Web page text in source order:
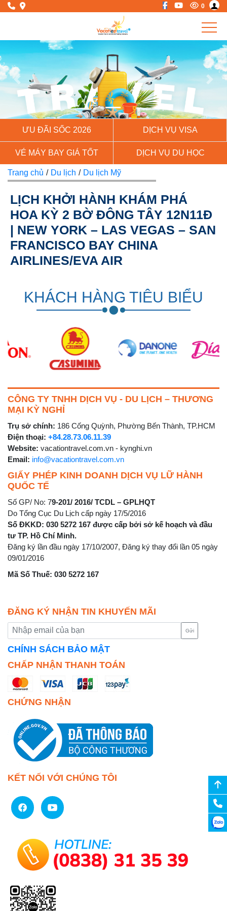
0
Previous Next
ƯU ĐÃI SỐC 2026 DỊCH VỤ VISA
VÉ MÁY BAY GIÁ TỐT DỊCH VỤ DU HỌC
Trang chủ / Du lịch / Du lịch Mỹ
LỊCH KHỞI HÀNH KHÁM PHÁ
HOA KỲ 2 BỜ ĐÔNG TÂY 12N11Đ
| NEW YORK – LAS VEGAS – SAN
FRANCISCO BAY CHINA
AIRLINES/EVA AIR
KHÁCH HÀNG TIÊU BIỂU
CÔNG TY TNHH DỊCH VỤ - DU LỊCH – THƯƠNG
MẠI KỲ NGHỈ
Trụ sở chính: 186 Cống Quỳnh, Phường Bến Thành, TP.HCM
Điện thoại: +84.28.73.06.11.39
Website: vacationtravel.com.vn - kynghi.vn
Email: info@vacationtravel.com.vn
GIẤY PHÉP KINH DOANH DỊCH VỤ LỮ HÀNH
QUỐC TẾ
Số GP/ No: 79-201/ 2016/ TCDL – GPLHQT
Do Tổng Cục Du Lịch cấp ngày 17/5/2016
Số ĐKKD: 030 5272 167 được cấp bởi sở kế hoạch và đầu
tư TP. Hồ Chí Minh.
Đăng ký lần đầu ngày 17/10/2007, Đăng ký thay đổi lần 05 ngày
09/01/2016
Mã Số Thuế: 030 5272 167
ĐĂNG KÝ NHẬN TIN KHUYẾN MÃI
Gửi
CHÍNH SÁCH BẢO MẬT
CHẤP NHẬN THANH TOÁN
CHỨNG NHẬN
KẾT NỐI VỚI CHÚNG TÔI